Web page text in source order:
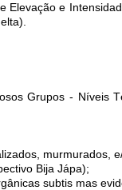
Elevação e
Grupos - Níveis
murmurados,
Bija Jápa);
subtis mas